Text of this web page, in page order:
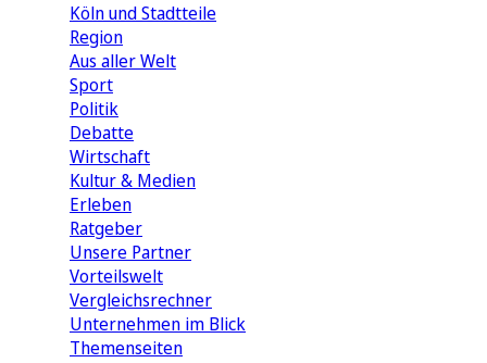
Köln und Stadtteile
Region
Aus aller Welt
Sport
Politik
Debatte
Wirtschaft
Kultur & Medien
Erleben
Ratgeber
Unsere Partner
Vorteilswelt
Vergleichsrechner
Unternehmen im Blick
Themenseiten